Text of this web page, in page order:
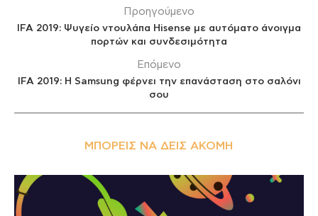
Προηγούμενο
IFA 2019: Ψυγείο ντουλάπα Hisense με αυτόματο άνοιγμα
πορτών και συνδεσιμότητα
Επόμενο
IFA 2019: H Samsung φέρνει την επανάσταση στο σαλόνι
σου
ΜΠΟΡΕΊΣ ΝΑ ΔΕΙΣ ΑΚΌΜΗ